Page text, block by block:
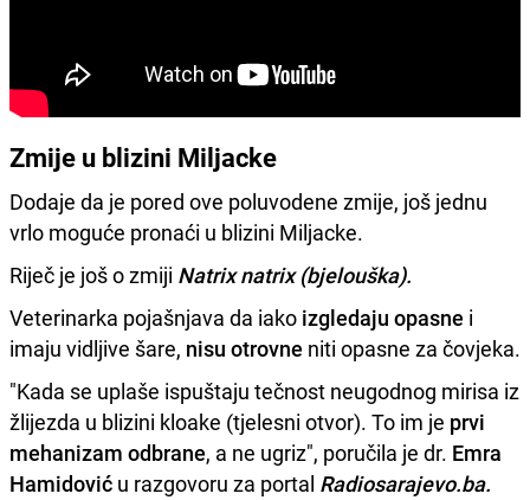
Zmije u blizini Miljacke
Dodaje da je pored ove poluvodene zmije, još jednu
vrlo moguće pronaći u blizini Miljacke.
Riječ je još o zmiji Natrix natrix (bjelouška).
Veterinarka pojašnjava da iako izgledaju opasne i
imaju vidljive šare, nisu otrovne niti opasne za čovjeka.
"Kada se uplaše ispuštaju tečnost neugodnog mirisa iz
žlijezda u blizini kloake (tjelesni otvor). To im je prvi
mehanizam odbrane, a ne ugriz", poručila je dr. Emra
Hamidović u razgovoru za portal Radiosarajevo.ba.